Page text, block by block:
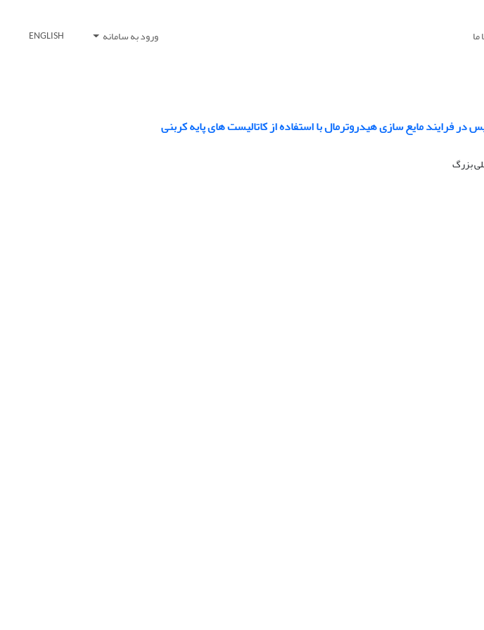
ورود به سامانه ENGLISH
فرایند مایع سازی هیدروترمال با استفاده از کاتالیست‌‌ های پایه کربنی
بزرگ